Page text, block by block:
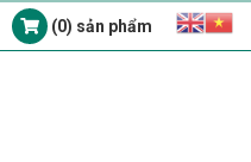
(0) sản phẩm